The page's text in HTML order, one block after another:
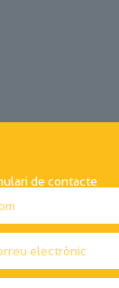
de contacte